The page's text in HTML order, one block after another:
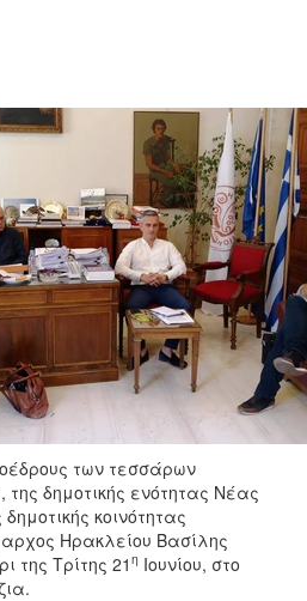
των τεσσάρων
της δημοτικής ενότητας Νέας
κοινότητας
Ηρακλείου Βασίλης
της Τρίτης 21 η Ιουνίου, στο